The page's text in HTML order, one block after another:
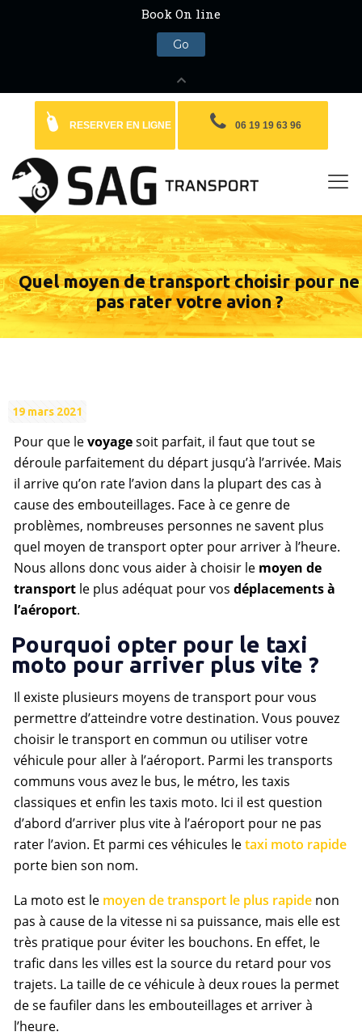
RESERVER EN LIGNE 06 19 19 63 96
Quel moyen de transport choisir pour ne
pas rater votre avion ?
19 mars 2021
Pour que levoyagesoit parfait, il faut que tout se
déroule parfaitement du départ jusqu’à l’arrivée. Mais
il arrive qu’on rate l’avion dans la plupart des cas à
cause des embouteillages. Face à ce genre de
problèmes, nombreuses personnes ne savent plus
quel moyen de transport opter pour arriver à l’heure.
Nous allons donc vous aider à choisir le moyen de
transport le plus adéquat pour vosdéplacements à
l’aéroport.
Pourquoi opter pour le taxi
moto pour arriver plus vite ?
Il existe plusieurs moyens de transport pour vous
permettre d’atteindre votre destination. Vous pouvez
choisir le transport en commun ou utiliser votre
véhicule pour aller à l’aéroport. Parmi les transports
communs vous avez le bus, le métro, les taxis
classiques et enfin les taxis moto. Ici il est question
d’abord d’arriver plus vite à l’aéroport pour ne pas
rater l’avion. Et parmi ces véhicules letaxi moto rapide
porte bien son nom.
La moto est le moyen de transport le plus rapide non
pas à cause de la vitesse ni sa puissance, mais elle est
très pratique pour éviter les bouchons. En effet, le
trafic dans les villes est la source du retard pour vos
trajets. La taille de ce véhicule à deux roues la permet
de se faufiler dans les embouteillages et arriver à
l’heure.